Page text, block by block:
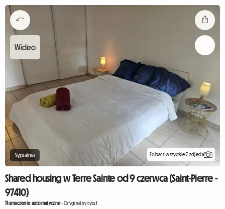
Sypialnia Zobacz wszystkie 7 zdjęcia
Shared housing w Terre Sainte od 9 czerwca (Saint-Pierre -
97410)
Tłumaczenie automatyczne-Oryginalny tytuł